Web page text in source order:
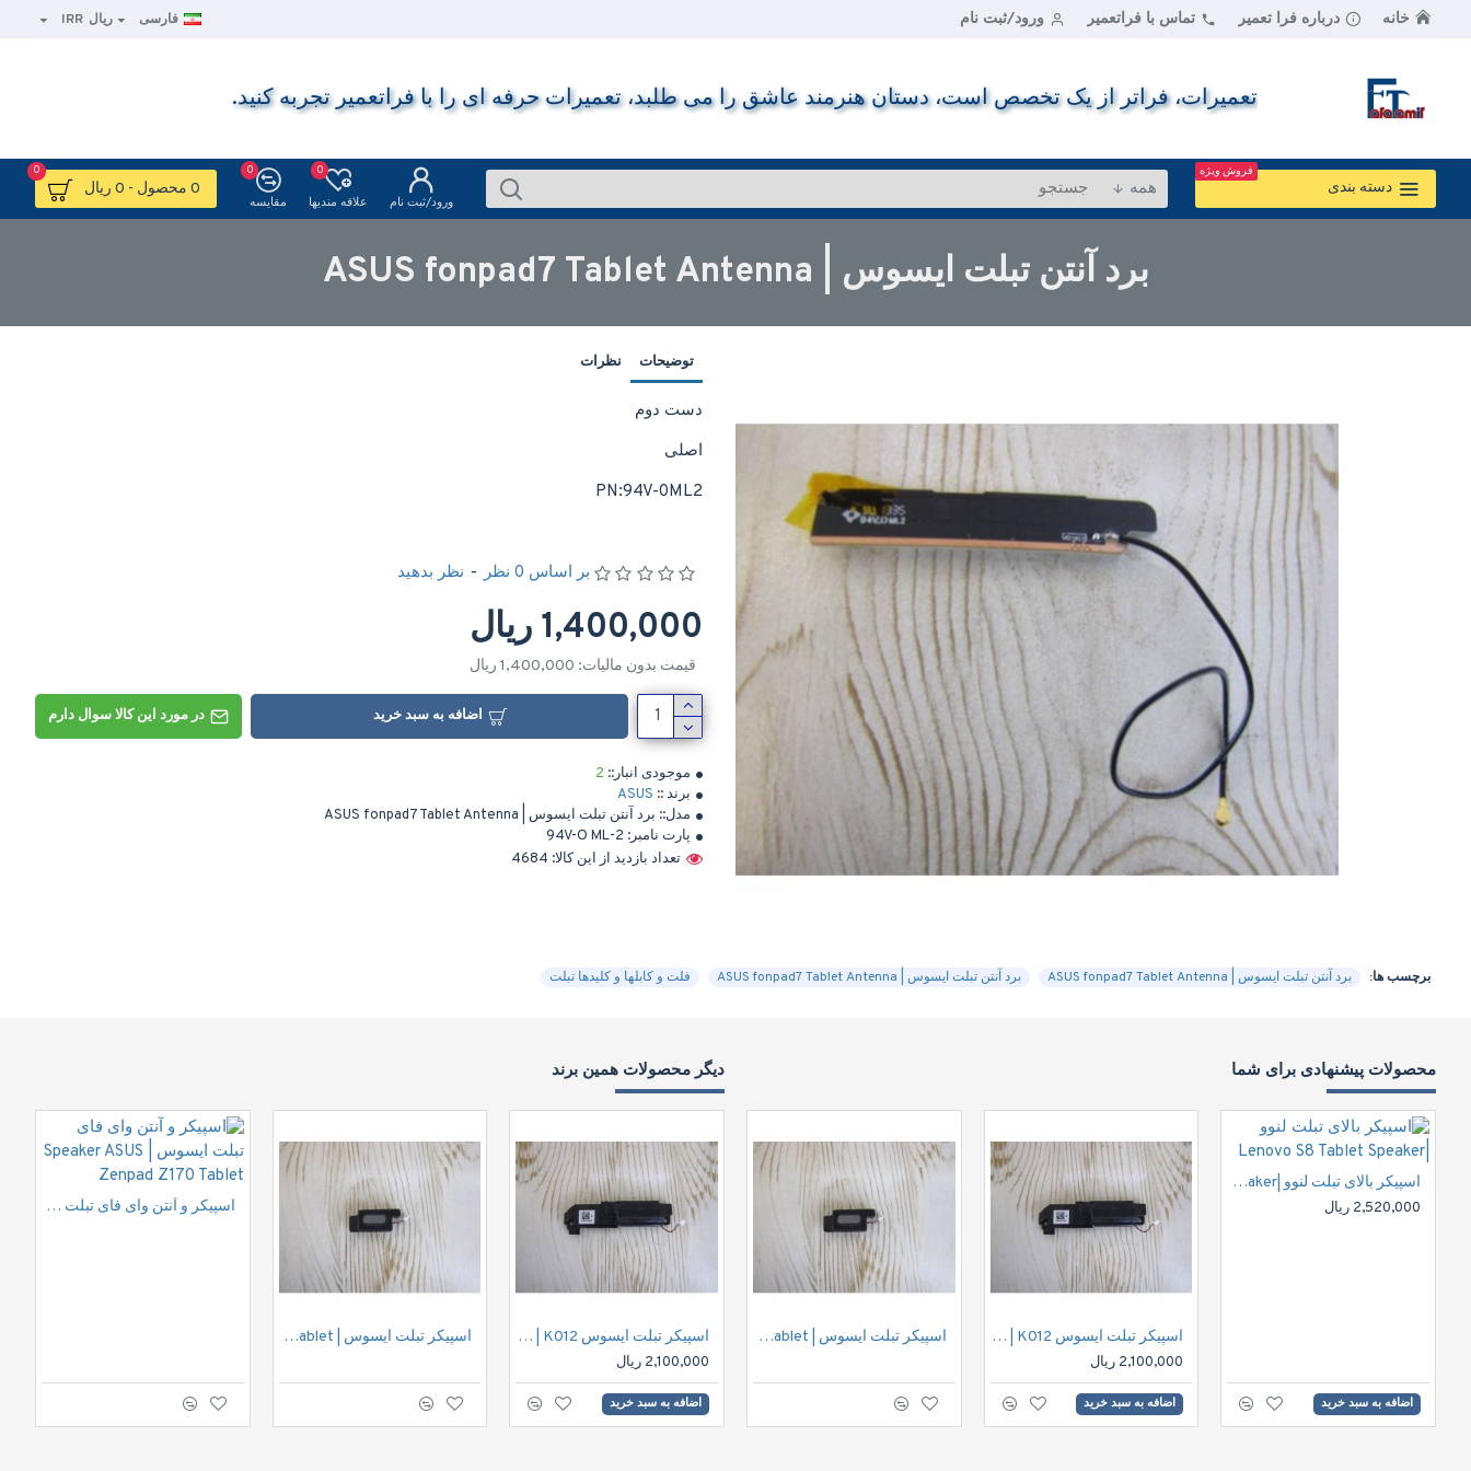
خانه درباره فرا تعمیر تماس با فراتعمیر ورود/ثبت نام فارسی ریال IRR
تعمیرات، فراتر از یک تخصص است، دستان هنرمند عاشق را می طلبد، تعمیرات حرفه ای را با فراتعمیر تجربه کنید.
دسته بندی
فروش ویژه
همه
ورود/ثبت نام علاقه مندیها
0
مقایسه
0
0 محصول - 0 ریال
0
برد آنتن تبلت ایسوس | ASUS fonpad7 Tablet Antenna
توضیحات نظرات
دست دوم
اصلی
PN:94V-0ML2
موجودی انبار:: 2
برند :: ASUS
مدل:: برد آنتن تبلت ایسوس | ASUS fonpad7 Tablet Antenna
پارت نامبر: 94V-O ML-2
تعداد بازدید از این کالا: 4684
بر اساس 0 نظر - نظر بدهید
1,400,000 ریال
قیمت بدون مالیات: 1,400,000 ریال
اضافه به سبد خرید در مورد این کالا سوال دارم
برچسب ها: برد آنتن تبلت ایسوس | ASUS fonpad7 Tablet Antenna برد آنتن تبلت ایسوس | ASUS fonpad7 Tablet Antenna فلت و کابلها و کلیدها تبلت
محصولات پیشنهادی برای شما
اسپیکر بالای تبلت لنوو |Lenovo S8 Tablet Speaker
2,520,000 ریال
اضافه به سبد خرید
اسپیکر تبلت ایسوس ASUS FE170CG Tablet Speaker | K012
2,100,000 ریال
اضافه به سبد خرید
اسپیکر تبلت ایسوس | Speaker ASUS Fonepad7 ME372CG Tablet
دیگر محصولات همین برند
اسپیکر تبلت ایسوس ASUS FE170CG Tablet Speaker | K012
2,100,000 ریال
اضافه به سبد خرید
اسپیکر تبلت ایسوس | Speaker ASUS Fonepad7 ME372CG Tablet
اسپیکر و آنتن وای فای تبلت ایسوس | Speaker ASUS Zenpad Z170 Tablet